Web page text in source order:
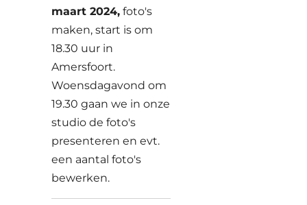
maart 2024, foto's
maken, start is om
18.30 uur in
Amersfoort.
Woensdagavond om
19.30 gaan we in onze
studio de foto's
presenteren en evt.
een aantal foto's
bewerken.